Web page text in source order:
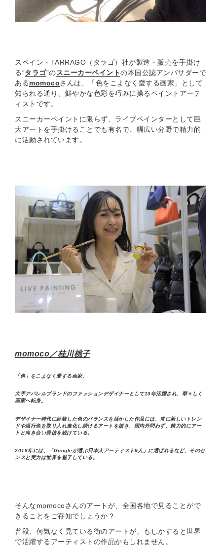
スペイン・TARRAGO（タラゴ）社が製造・販売を手掛け
る“タラゴ”のスニーカーペイントの本国公認アンバサダーで
あるmomocoさんは、「色をこよなく愛する画家」として
知られる通り、鮮やかな色彩を巧みに操るペイントアーテ
ィストです。
スニーカーペイントに限らず、ライブペインターとして巨
大アートを手掛けることでも有名で、幅広い分野で精力的
に活動されています。
momoco／桂川桃子
「色」をこよなく愛する画家。
大手アパレルブランドのファッションデザイナーとして10年活躍され、華々しく
画家へ転身。
デザイナー時代に経験した色のバランスを活かした作品には、常に新しいトレン
ドや流行色を取り入れ進化し続けるアートを描き、国内外問わず、精力的にアー
トと向き合い発信を続けている。
2018年には、「Googleが選ぶ日本人アーティスト9人」に選ばれるなど、そのセ
ンスと実力は世界を魅了している。
そんなmomocoさんのアートが、全国各地で見ることがで
きることをご存知でしょうか？
普段、何気なく見ている街のアートが、もしかすると世界
で活躍するアーティストの作品かもしれません。